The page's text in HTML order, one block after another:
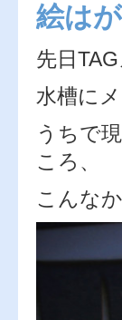
絵はが
先日
水槽に
うちで
ころ、
こんな